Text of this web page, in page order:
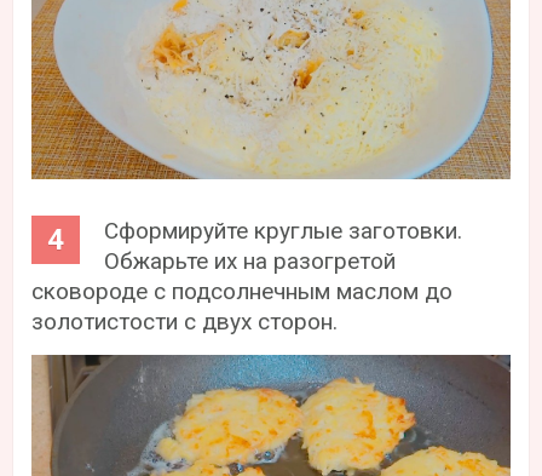
Сформируйте круглые заготовки.
Обжарьте их на разогретой
сковороде с подсолнечным маслом до
золотистости с двух сторон.